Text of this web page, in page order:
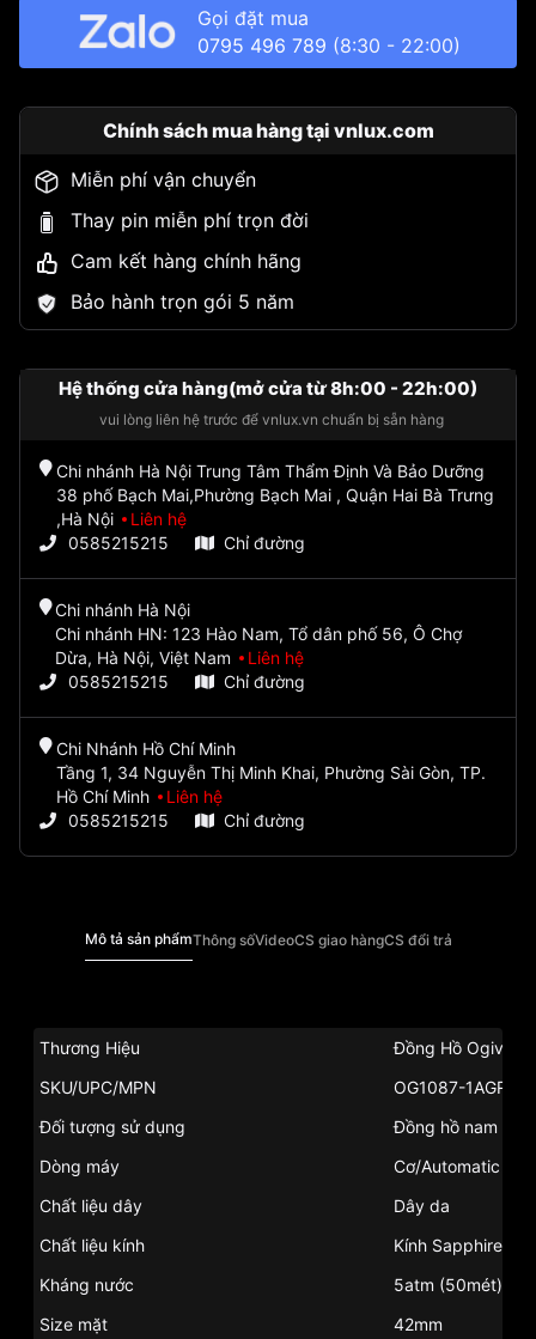
Gọi đặt mua
0795 496 789 (8:30 - 22:00)
Chính sách mua hàng tại vnlux.com
Miễn phí vận chuyển
Thay pin miễn phí trọn đời
Cam kết hàng chính hãng
Bảo hành trọn gói 5 năm
Hệ thống cửa hàng(mở cửa từ 8h:00 - 22h:00)
vui lòng liên hệ trước để vnlux.vn chuẩn bị sẵn hàng
Chi nhánh Hà Nội Trung Tâm Thẩm Định Và Bảo Dưỡng
38 phố Bạch Mai,Phường Bạch Mai , Quận Hai Bà Trưng
,Hà Nội
Liên hệ
0585215215
Chỉ đường
Chi nhánh Hà Nội
Chi nhánh HN: 123 Hào Nam, Tổ dân phố 56, Ô Chợ
Dừa, Hà Nội, Việt Nam
Liên hệ
0585215215
Chỉ đường
Chi Nhánh Hồ Chí Minh
Tầng 1, 34 Nguyễn Thị Minh Khai, Phường Sài Gòn, TP.
Hồ Chí Minh
Liên hệ
0585215215
Chỉ đường
Mô tả sản phẩmThông sốVideoCS giao hàngCS đổi trả
Thương Hiệu
Đồng Hồ Ogival
SKU/UPC/MPN
OG1087-1AGR
Đối tượng sử dụng
Đồng hồ nam
Dòng máy
Cơ/Automatic
Chất liệu dây
Dây da
Chất liệu kính
Kính Sapphire
Kháng nước
5atm (50mét)
Size mặt
42mm